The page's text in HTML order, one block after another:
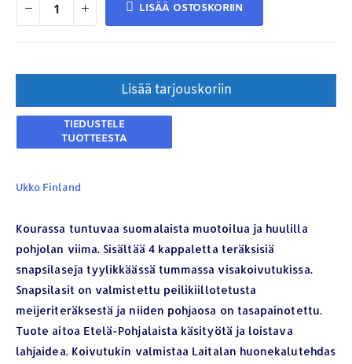
LISÄÄ OSTOSKORIIN
Lisää tarjouskoriin
Ukko Finland
Kourassa tuntuvaa suomalaista muotoilua ja huulilla
pohjolan viima. Sisältää 4 kappaletta teräksisiä
snapsilaseja tyylikkäässä tummassa visakoivutukissa.
Snapsilasit on valmistettu peilikiillotetusta
meijeriteräksestä ja niiden pohjaosa on tasapainotettu.
Tuote aitoa Etelä-Pohjalaista käsityötä ja loistava
lahjaidea. Koivutukin valmistaa Laitalan huonekalutehdas